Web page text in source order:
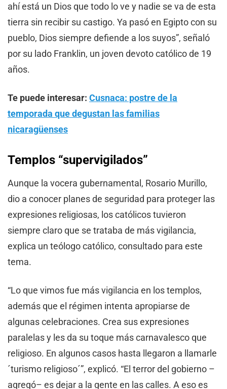
ahí está un Dios que todo lo ve y nadie se va de esta
tierra sin recibir su castigo. Ya pasó en Egipto con su
pueblo, Dios siempre defiende a los suyos”, señaló
por su lado Franklin, un joven devoto católico de 19
años.
Te puede interesar: Cusnaca: postre de la
temporada que degustan las familias
nicaragüenses
Templos “supervigilados”
Aunque la vocera gubernamental, Rosario Murillo,
dio a conocer planes de seguridad para proteger las
expresiones religiosas, los católicos tuvieron
siempre claro que se trataba de más vigilancia,
explica un teólogo católico, consultado para este
tema.
“Lo que vimos fue más vigilancia en los templos,
además que el régimen intenta apropiarse de
algunas celebraciones. Crea sus expresiones
paralelas y les da su toque más carnavalesco que
religioso. En algunos casos hasta llegaron a llamarle
´turismo religioso´”, explicó. “El terror del gobierno –
agregó– es dejar a la gente en las calles. A eso es